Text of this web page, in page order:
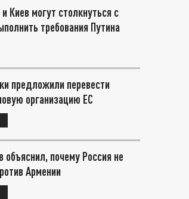
Киев могут столкнуться с
требования Путина
предложили перевести
организацию ЕС
объяснил, почему Россия не
Армении